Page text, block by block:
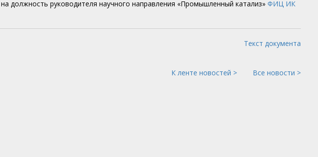
на должность руководителя научного направления «Промышленный катализ» ФИЦ ИК
Текст документа
К ленте новостей > Все новости >